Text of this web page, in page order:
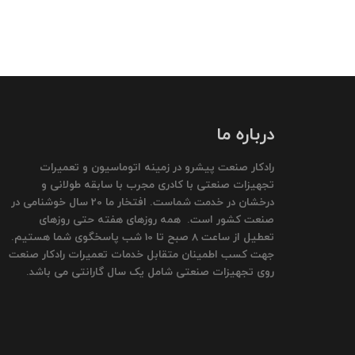
درباره ما
رادکار صنعت پیشرو در زمینه اتوماسیون و تعمیرات
تجهیزات صنعتی با کادری مجرب با سابقه طولانی و
درخشان در خدمت شماست. افتخار ما 20 سال خوشنامی در
صنعت کشور است. همه روزهای هفته حتی روزهای
تعطیل از ساعت 8 صبح تا 10 شب پاسخگوی شما هستیم.
جهت کسب اطمینان متقابل خدمات تعمیرات رادکار صنعت
روی تجهیزات صنعتی شامل یک سال گارانتی می باشد.